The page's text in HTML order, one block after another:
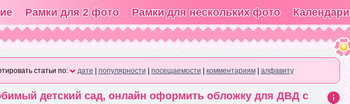
Рамки для 2 фото Рамки для нескольких фото Календари
статьи по: дате | популярности | посещаемости | комментариям| алфавиту
детский сад, онлайн оформить обложку для ДВД с